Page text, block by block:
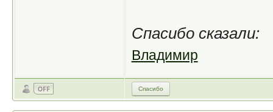
Спасибо сказали:
Владимир
Спасибо